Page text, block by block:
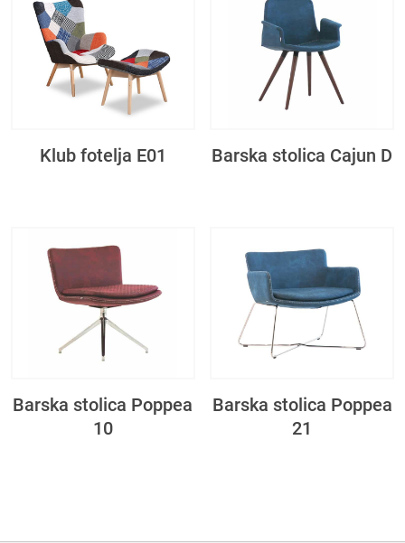
Klub fotelja E01 Barska stolica Cajun D
Barska stolica Poppea
10
Barska stolica Poppea
21